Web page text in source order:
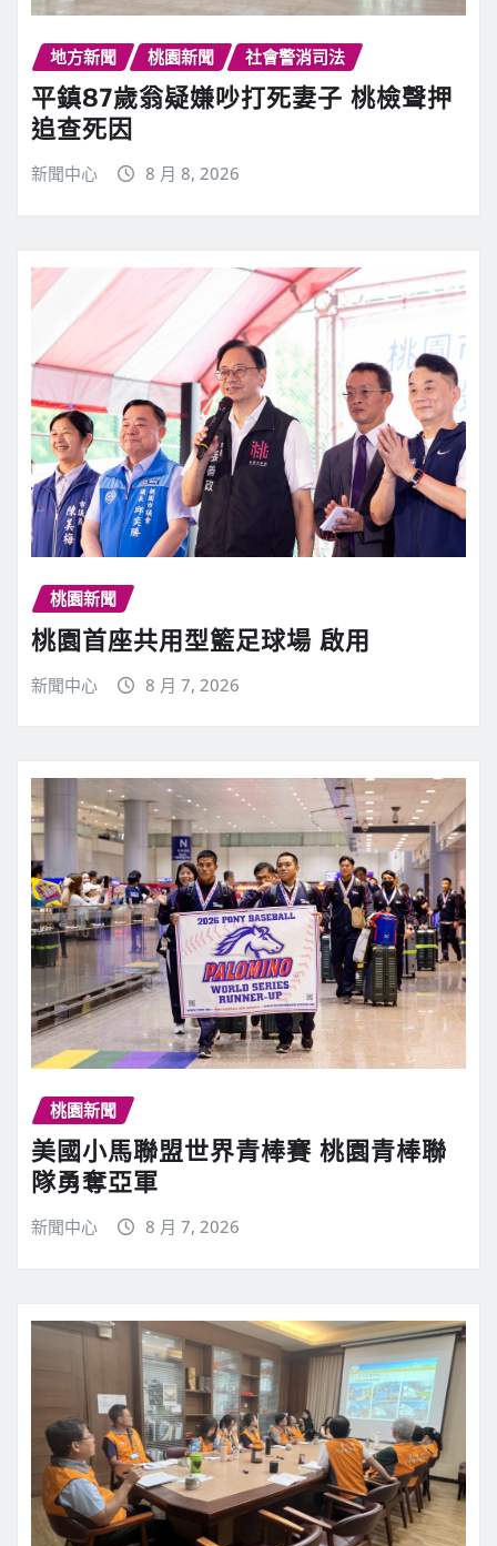
地方新聞 桃園新聞 社會警消司法
平鎮87歲翁疑嫌吵打死妻子 桃檢聲押
追查死因
新聞中心 8 月 8, 2026
桃園新聞
桃園首座共用型籃足球場 啟用
新聞中心 8 月 7, 2026
桃園新聞
美國小馬聯盟世界青棒賽 桃園青棒聯
隊勇奪亞軍
新聞中心 8 月 7, 2026